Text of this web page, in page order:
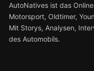
AutoNatives ist das
Motorsport, Oldtimer,
Mit Storys, Analysen,
des Automobils.